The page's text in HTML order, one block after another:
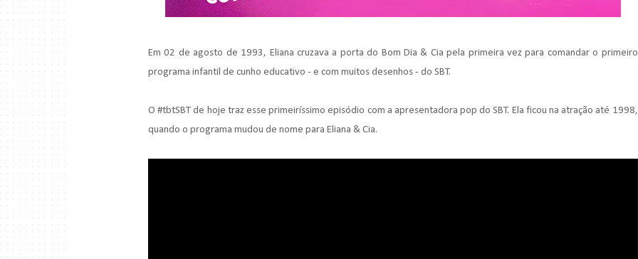
Em 02 de agosto de 1993, Eliana cruzava a porta do Bom Dia & Cia pela primeira vez para comandar o primeiro
programa infantil de cunho educativo - e com muitos desenhos - do SBT.
O #tbtSBT de hoje traz esse primeiríssimo episódio com a apresentadora pop do SBT. Ela ficou na atração até 1998,
quando o programa mudou de nome para Eliana & Cia.